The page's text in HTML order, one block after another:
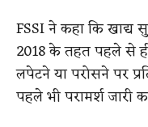
FSSI ने कहा कि खाद्य
2018 के तहत पहले से
लपेटने या परोसने पर
पहले भी परामर्श जारी